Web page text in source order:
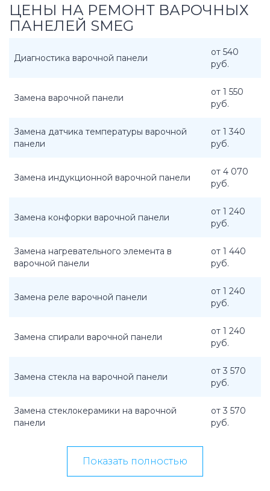
ЦЕНЫ НА РЕМОНТ ВАРОЧНЫХ
ПАНЕЛЕЙ SMEG
Диагностика варочной панели
от 540
руб.
Замена варочной панели
от 1 550
руб.
Замена датчика температуры варочной
панели
от 1 340
руб.
Замена индукционной варочной панели
от 4 070
руб.
Замена конфорки варочной панели
от 1 240
руб.
Замена нагревательного элемента в
варочной панели
от 1 440
руб.
Замена реле варочной панели
от 1 240
руб.
Замена спирали варочной панели
от 1 240
руб.
Замена стекла на варочной панели
от 3 570
руб.
Замена стеклокерамики на варочной
панели
от 3 570
руб.
Показать полностью